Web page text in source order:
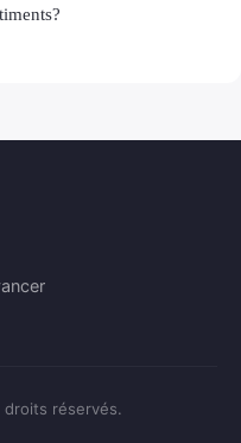
réservés.